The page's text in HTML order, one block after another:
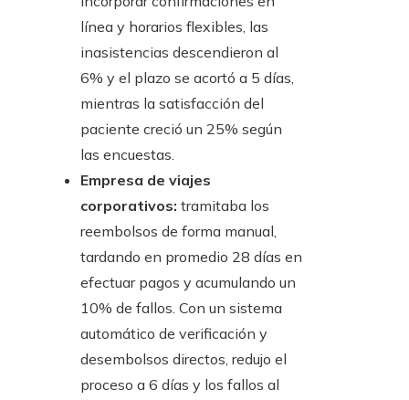
línea y horarios flexibles, las
inasistencias descendieron al
6% y el plazo se acortó a 5 días,
mientras la satisfacción del
paciente creció un 25% según
las encuestas.
Empresa de viajes
corporativos: tramitaba los
reembolsos de forma manual,
tardando en promedio 28 días en
efectuar pagos y acumulando un
10% de fallos. Con un sistema
automático de verificación y
desembolsos directos, redujo el
proceso a 6 días y los fallos al